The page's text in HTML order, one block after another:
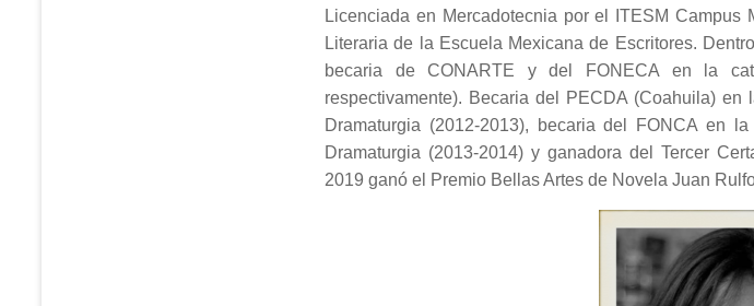
Licenciada en Mercadotecnia por el ITESM Campus
Literaria de la Escuela Mexicana de Escritores.
becaria de CONARTE y del FONECA en la
respectivamente). Becaria del PECDA (Coahuila)
Dramaturgia (2012-2013), becaria del FONCA en
Dramaturgia (2013-2014) y ganadora del Tercer
2019 ganó el Premio Bellas Artes de Novela Juan